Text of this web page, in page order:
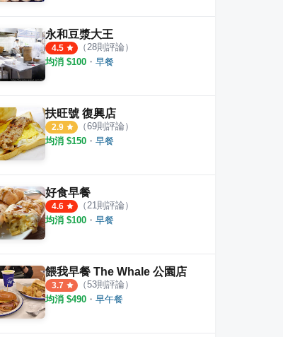
永和豆漿大王
4.5 （28則評論）
均消 $100 ・ 早餐
扶旺號 復興店
2.9 （69則評論）
均消 $150 ・ 早餐
好食早餐
4.6 （21則評論）
均消 $100 ・ 早餐
餵我早餐 The Whale 公園店
3.7 （53則評論）
均消 $490 ・ 早午餐